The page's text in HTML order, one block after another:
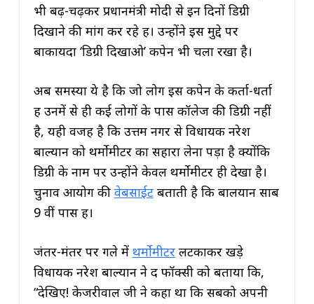
भी बढ़-चढ़कर प्रधानमंत्री मोदी से इन दिनों डिग्री
दिखाने की मांग कर रहे हैं। उन्होंने इस मुद्दे पर
बाकायदा ‘डिग्री दिखाओ’ कैंपेन भी चला रखा है।
अब समस्या ये है कि जो लोग इस कैंपेन के कर्ता-धर्ता
हैं उनमें से ही कई लोगों के पास कॉलेज की डिग्री नहीं
है, यही वजह है कि उत्तम नगर से विधायक नरेश
बाल्यान को थर्मोमीटर का सहारा लेना पड़ा है क्योंकि
डिग्री के नाम पर उन्होंने केवल थर्मोमीटर ही देखा है।
चुनाव आयोग की वेबसाईटबताती है कि बालयान साब
9 वीं पास हैं।
जंतर-मंतर पर गले में थर्मोमीटरलटकाकर खड़े
विधायक नरेश बाल्यान ने द फॉक्सी को बताया कि,
“देखिए! केजरीवाल जी ने कहा था कि सबको अपनी